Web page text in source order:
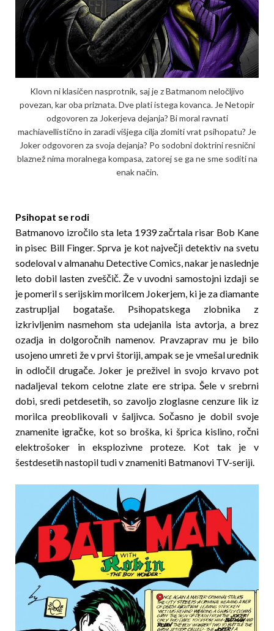
Klovn ni klasičen nasprotnik, saj je z Batmanom neločljivo
povezan, kar oba priznata. Dve plati istega kovanca. Je Netopir
odgovoren za Jokerjeva dejanja? Bi moral ravnati
machiavellistično in zaradi višjega cilja zlomiti vrat psihopatu? Je
Joker odgovoren za svoja dejanja? Po sodobni doktrini resnični
blaznež nima moralnega kompasa, zatorej se ga ne sme soditi na
enak način.
Psihopat se rodi
Batmanovo izročilo sta leta 1939 začrtala risar Bob Kane
in pisec Bill Finger. Sprva je kot največji detektiv na svetu
sodeloval v almanahu Detective Comics, nakar je naslednje
leto dobil lasten zveščič. Že v uvodni samostojni izdaji se
je pomeril s serijskim morilcem Jokerjem, ki je za diamante
zastrupljal bogataše. Psihopatskega zlobnika z
izkrivljenim nasmehom sta udejanila ista avtorja, a brez
ozadja in dolgoročnih namenov. Pravzaprav mu je bilo
usojeno umreti že v prvi štoriji, ampak se je vmešal urednik
in odločil drugače. Joker je preživel in svojo krvavo pot
nadaljeval tekom celotne zlate ere stripa. Šele v srebrni
dobi, sredi petdesetih, so zavoljo zloglasne cenzure lik iz
morilca preoblikovali v šaljivca. Sočasno je dobil svoje
znamenite igračke, kot so broška, ki šprica kislino, ročni
elektrošoker in eksplozivne proteze. Kot tak je v
šestdesetih nastopil tudi v znameniti Batmanovi TV-seriji.